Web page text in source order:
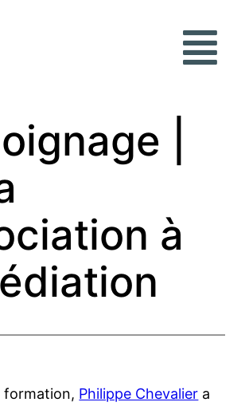
|
à
formation, Philippe Chevalier a